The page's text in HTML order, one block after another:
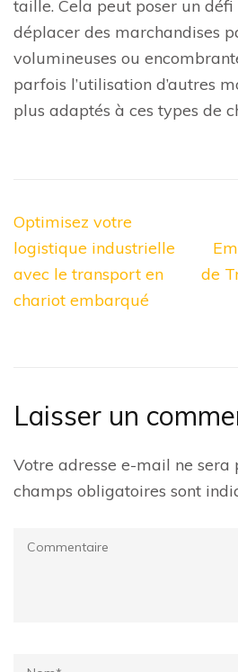
taille. Cela peut poser un défi
déplacer des marchandises
volumineuses ou
parfois l’utilisation d’autres
plus adaptés à ces types de
Navigation
de
l’article
Optimisez votre
logistique industrielle
avec le transport en
chariot embarqué
de
Laisser un
Votre adresse e-mail ne sera
champs obligatoires sont
Commentaire
Name*